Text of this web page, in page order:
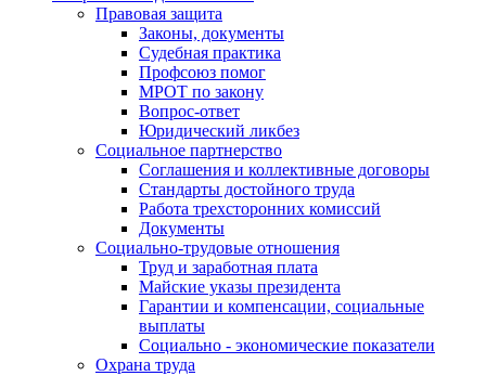
Правовая защита
Законы, документы
Судебная практика
Профсоюз помог
МРОТ по закону
Вопрос-ответ
Юридический ликбез
Социальное партнерство
Соглашения и коллективные договоры
Стандарты достойного труда
Работа трехсторонних комиссий
Документы
Социально-трудовые отношения
Труд и заработная плата
Майские указы президента
Гарантии и компенсации, социальные
выплаты
Социально - экономические показатели
Охрана труда